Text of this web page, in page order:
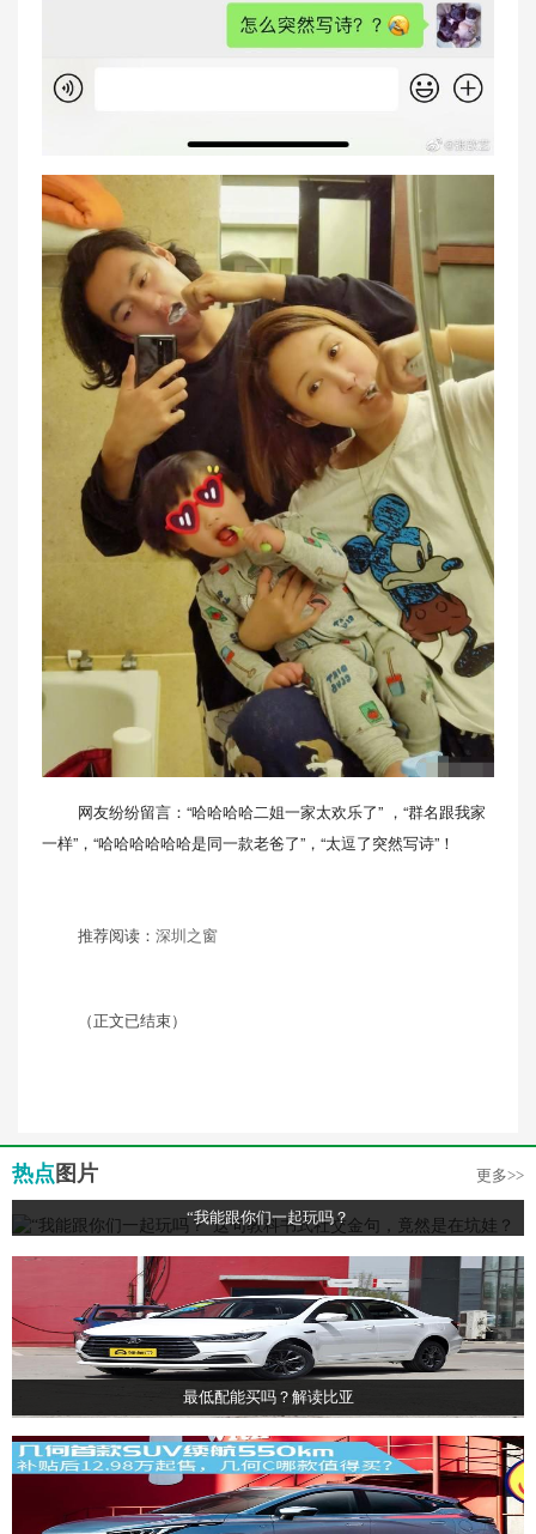
网友纷纷留言：“哈哈哈哈二姐一家太欢乐了” ，“群名跟我家
一样”，“哈哈哈哈哈哈是同一款老爸了”，“太逗了突然写诗”！
推荐阅读： 深圳之窗
（正文已结束）
热点 图片 更多>>
“我能跟你们一起玩吗？
最低配能买吗？解读比亚